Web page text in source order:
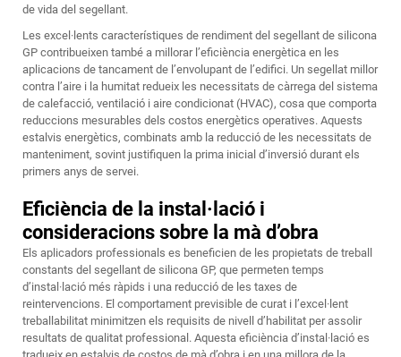
de vida del segellant.
Les excel·lents característiques de rendiment del segellant de silicona
GP contribueixen també a millorar l’eficiència energètica en les
aplicacions de tancament de l’envolupant de l’edifici. Un segellat millor
contra l’aire i la humitat redueix les necessitats de càrrega del sistema
de calefacció, ventilació i aire condicionat (HVAC), cosa que comporta
reduccions mesurables dels costos energètics operatives. Aquests
estalvis energètics, combinats amb la reducció de les necessitats de
manteniment, sovint justifiquen la prima inicial d’inversió durant els
primers anys de servei.
Eficiència de la instal·lació i
consideracions sobre la mà d’obra
Els aplicadors professionals es beneficien de les propietats de treball
constants del segellant de silicona GP, que permeten temps
d’instal·lació més ràpids i una reducció de les taxes de
reintervencions. El comportament previsible de curat i l’excel·lent
treballabilitat minimitzen els requisits de nivell d’habilitat per assolir
resultats de qualitat professional. Aquesta eficiència d’instal·lació es